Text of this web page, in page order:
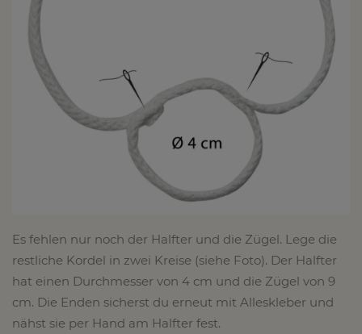
Es fehlen nur noch der Halfter und die Zügel. Lege die
restliche Kordel in zwei Kreise (siehe Foto). Der Halfter
hat einen Durchmesser von 4 cm und die Zügel von 9
cm. Die Enden sicherst du erneut mit Alleskleber und
nähst sie per Hand am Halfter fest.